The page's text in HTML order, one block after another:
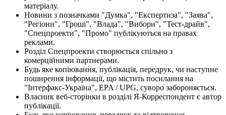
матеріалу.
Новини з позначками "Думка", "Експертиза", "Заява",
"Регіони", "Гроші", "Влада", "Вибори", "Тест-драйв",
"Спецпроекти", "Промо" публікуються на правах
реклами.
Розділ Спецпроекти створюється спільно з
комерційними партнерами.
Будь яке копіювання, публікація, передрук, чи наступне
поширення інформації, що містить посилання на
"Інтерфакс-Україна", EPA / UPG, суворо забороняється.
Власник веб-сторінки в розділі Я-Корреспондент є автор
публікації.